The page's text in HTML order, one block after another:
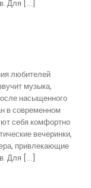
Для […]
любителей
музыка,
насыщенного
в современном
себя комфортно
вечеринки,
привлекающие
Для […]